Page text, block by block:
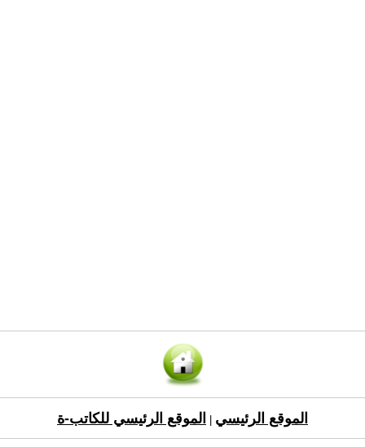
الموقع الرئيسي الموقع الرئيسي للكاتب-ة